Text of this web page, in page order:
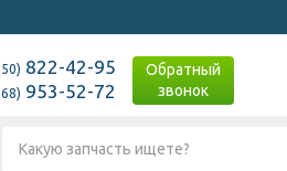
822-42-95
953-52-72
Обратный
звонок